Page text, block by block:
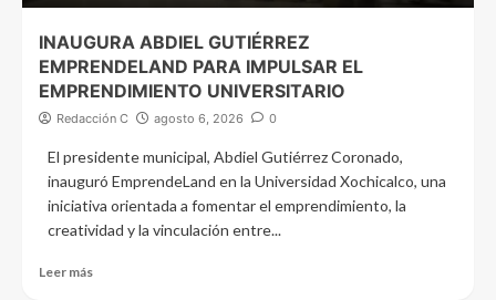
INAUGURA ABDIEL GUTIÉRREZ
EMPRENDELAND PARA IMPULSAR EL
EMPRENDIMIENTO UNIVERSITARIO
Redacción C agosto 6, 2026 0
El presidente municipal, Abdiel Gutiérrez Coronado,
inauguró EmprendeLand en la Universidad Xochicalco, una
iniciativa orientada a fomentar el emprendimiento, la
creatividad y la vinculación entre...
Leer más